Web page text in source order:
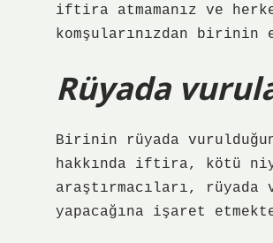
iftira atmamanız ve
komşularınızdan birinin
Rüyada
Birinin rüyada
hakkında iftira, kötü
araştırmacıları,
yapacağına işaret